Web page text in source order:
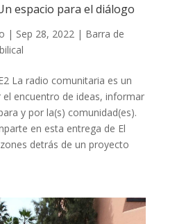
espacio para el diálogo
| Sep 28, 2022| Barra de
La radio comunitaria es un
el encuentro de ideas, informar
y por la(s) comunidad(es).
en esta entrega de El
detrás de un proyecto